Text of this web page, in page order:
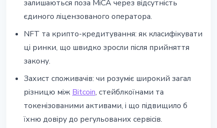
залишаються поза MiCA через відсутність
єдиного ліцензованого оператора.
NFT та крипто-кредитування: як класифікувати
ці ринки, що швидко зросли після прийняття
закону.
Захист споживачів: чи розуміє широкий загал
різницю між Bitcoin, стейблкоїнами та
токенізованими активами, і що підвищило б
їхню довіру до регульованих сервісів.